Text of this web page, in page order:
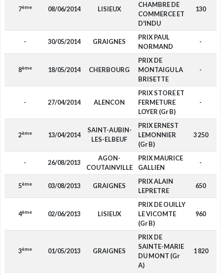
7ème 08/06/2014 LISIEUX
CHAMBRE DE
COMMERCE ET
D'INDU
130
- 30/05/2014 GRAIGNES
PRIX PAUL
NORMAND
-
8ème 18/05/2014 CHERBOURG
PRIX DE
MONTAIGU LA
BRISETTE
-
- 27/04/2014 ALENCON
PRIX STORE ET
FERMETURE
LOYER (Gr B)
-
2ème 13/04/2014
SAINT-AUBIN-
LES-ELBEUF
PRIX ERNEST
LEMONNIER
(Gr B)
3 250
- 26/08/2013
AGON-
COUTAINVILLE
PRIX MAURICE
GALLIEN
-
5ème 03/08/2013 GRAIGNES
PRIX ALAIN
LEPRETRE
650
4ème 02/06/2013 LISIEUX
PRIX DE OUILLY
LE VICOMTE
(Gr B)
960
3ème 01/05/2013 GRAIGNES
PRIX DE
SAINTE-MARIE
DU MONT (Gr
A)
1 820